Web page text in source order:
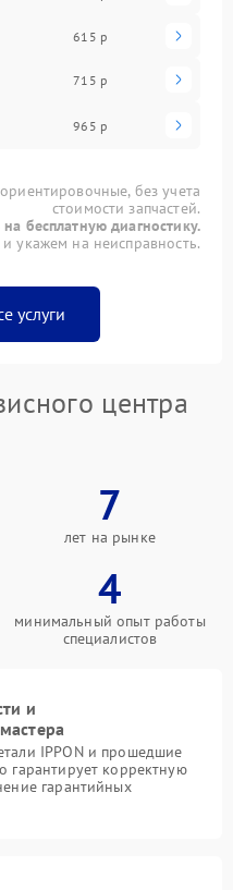
615 р
715 р
965 р
без учета
стоимости запчастей.
бесплатную диагностику.
укажем на неисправность.
услуги
центра
7
лет на рынке
4
минимальный опыт работы
специалистов
и
IPPON и прошедшие
гарантирует корректную
гарантийных